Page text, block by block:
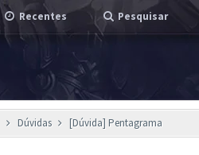
Recentes Pesquisar
Dúvidas [Dúvida] Pentagrama